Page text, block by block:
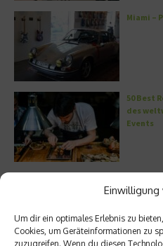
Um dir ein optimales Erlebnis zu
Cookies, um Geräteinformationen zu
zuzugreifen. Wenn du diesen
Miami –
50 Best
des
Events
Brille